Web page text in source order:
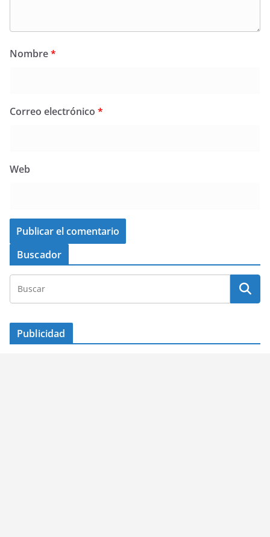
Nombre*
Correo electrónico *
Web
Buscador
Publicidad